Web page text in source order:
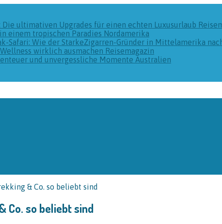
Die ultimativen Upgrades für einen echten Luxusurlaub
einem tropischen Paradies Nordamerika
Safari: Wie der StarkeZigarren-Gründer in Mittelamerika
wirklich ausmachen Reisemagazin
und unvergessliche Momente Australien
& Co. so beliebt sind
Co. so beliebt sind